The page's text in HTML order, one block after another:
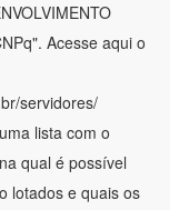
Acesse aqui o
servidores/
lista com o
qual é possível
lotados e quais os